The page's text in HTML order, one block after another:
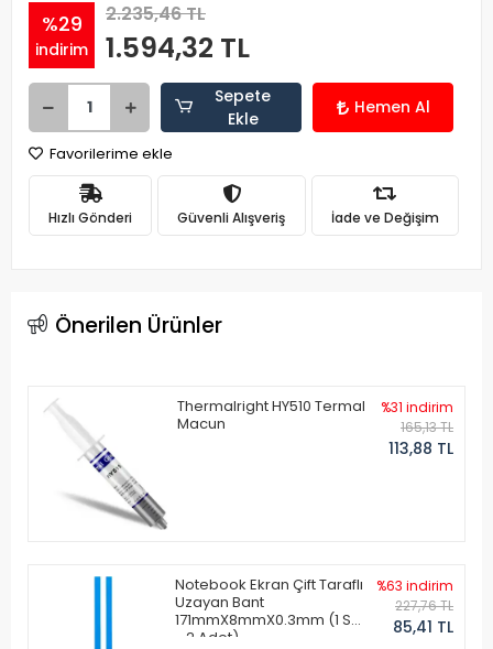
%29
indirim
2.235,46 TL
1.594,32 TL
Sepete
Ekle
Hemen Al
Favorilerime ekle
Hızlı Gönderi Güvenli Alışveriş İade ve Değişim
Önerilen Ürünler
Thermalright HY510 Termal
Macun
%31 indirim
165,13 TL
113,88 TL
Notebook Ekran Çift Taraflı
Uzayan Bant
171mmX8mmX0.3mm (1 Set
- 2 Adet)
%63 indirim
227,76 TL
85,41 TL